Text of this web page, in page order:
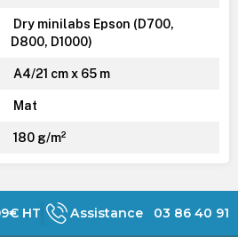
Dry minilabs Epson (D700,
D800, D1000)
A4/21 cm x 65 m
Mat
180 g/m²
HT Assistance 03 86 40 91